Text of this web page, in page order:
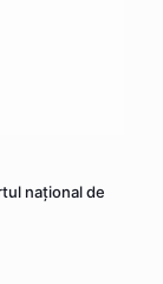
naţional de